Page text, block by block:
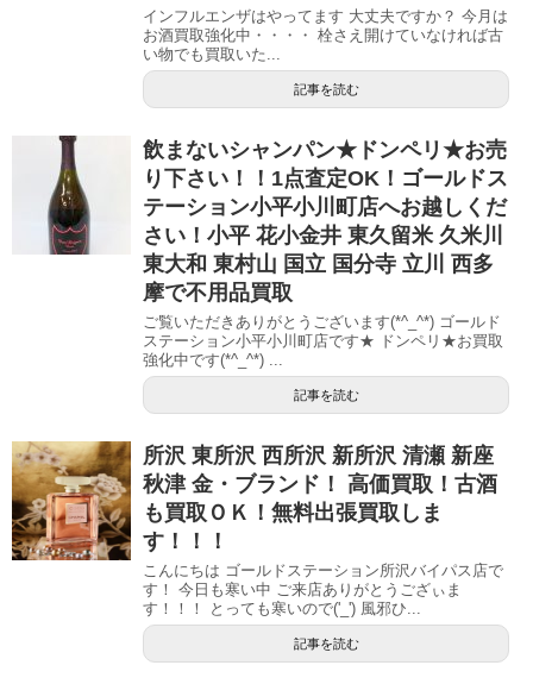
インフルエンザはやってます 大丈夫ですか？ 今月は
お酒買取強化中・・・・ 栓さえ開けていなければ古
い物でも買取いた...
記事を読む
飲まないシャンパン★ドンペリ★お売
り下さい！！1点査定OK！ゴールドス
テーション小平小川町店へお越しくだ
さい！小平 花小金井 東久留米 久米川
東大和 東村山 国立 国分寺 立川 西多
摩で不用品買取
ご覧いただきありがとうございます(*^_^*) ゴールド
ステーション小平小川町店です★ ドンペリ★お買取
強化中です(*^_^*) ...
記事を読む
所沢 東所沢 西所沢 新所沢 清瀬 新座
秋津 金・ブランド！ 高価買取！古酒
も買取ＯＫ！無料出張買取しま
す！！！
こんにちは ゴールドステーション所沢バイパス店で
す！ 今日も寒い中 ご来店ありがとうござぃま
す！！！ とっても寒いので('_') 風邪ひ...
記事を読む